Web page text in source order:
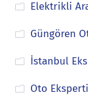
Elektrikli
Güngören
İstanbul
Oto